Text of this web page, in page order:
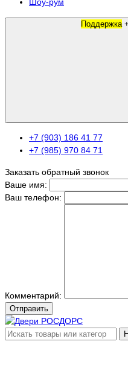
Шоу-рум
Поддержка
+7 (903) 186 41 77
+7 (985) 970 84 71
Заказать обратный звонок
Ваше имя:
Ваш телефон:
Комментарий:
Отправить